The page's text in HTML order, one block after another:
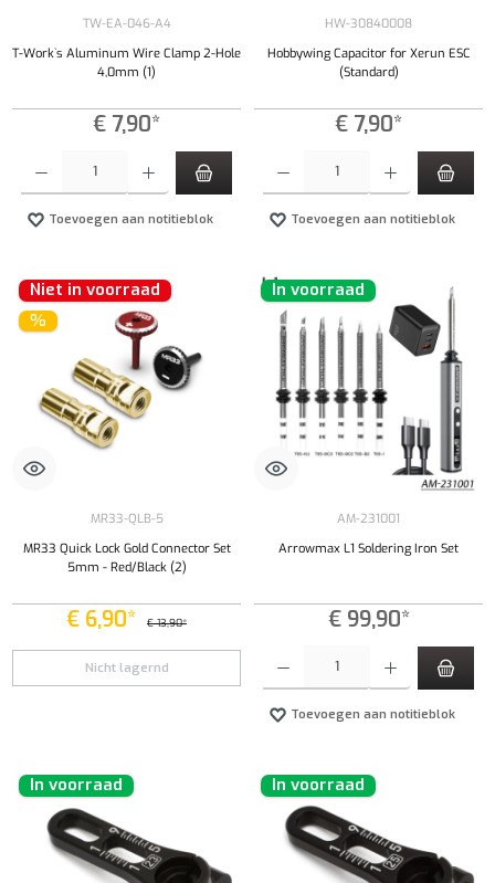
TW-EA-046-A4
T-Work`s Aluminum Wire Clamp 2-Hole
4,0mm (1)
€ 7,90*
Toevoegen aan notitieblok
HW-30840008
Hobbywing Capacitor for Xerun ESC
(Standard)
€ 7,90*
Toevoegen aan notitieblok
Niet in voorraad
%
MR33-QLB-5
MR33 Quick Lock Gold Connector Set
5mm - Red/Black (2)
€ 6,90* € 13,90*
Nicht lagernd
In voorraad
AM-231001
Arrowmax L1 Soldering Iron Set
€ 99,90*
Toevoegen aan notitieblok
In voorraad In voorraad